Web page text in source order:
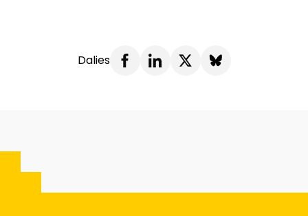
Dalies